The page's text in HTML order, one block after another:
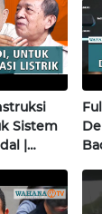
Sistem
|